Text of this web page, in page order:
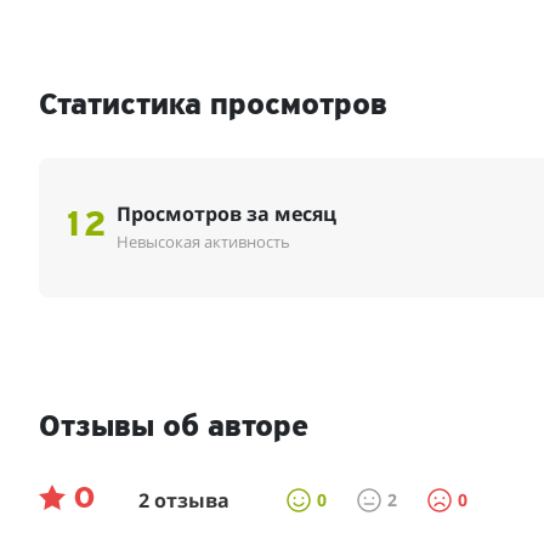
Статистика просмотров
12 Просмотров за месяц
Невысокая активность
Отзывы об авторе
0 2 отзыва 0 2 0